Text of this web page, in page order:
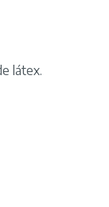
látex.